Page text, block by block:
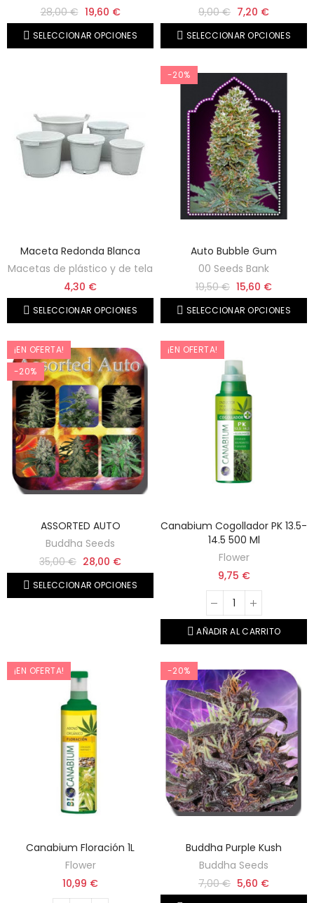
28,00 € 19,60 €
SELECCIONAR OPCIONES
9,00 € 7,20 €
SELECCIONAR OPCIONES
Maceta Redonda Blanca
Macetas de plástico y de tela
4,30 €
SELECCIONAR OPCIONES
-20%
Auto Bubble Gum
00 Seeds Bank
19,50 € 15,60 €
SELECCIONAR OPCIONES
¡EN OFERTA!
-20%
ASSORTED AUTO
Buddha Seeds
35,00 € 28,00 €
SELECCIONAR OPCIONES
¡EN OFERTA!
Canabium Cogollador PK 13.5-
14.5 500 Ml
Flower
9,75 €
AÑADIR AL CARRITO
¡EN OFERTA!
Canabium Floración 1L
Flower
10,99 €
-20%
Buddha Purple Kush
Buddha Seeds
7,00 € 5,60 €